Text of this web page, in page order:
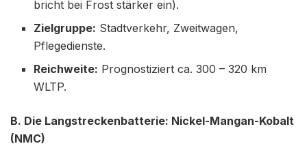
bricht bei Frost stärker ein).
Zielgruppe: Stadtverkehr, Zweitwagen,
Pflegedienste.
Reichweite: Prognostiziert ca. 300 – 320 km
WLTP.
B. Die Langstreckenbatterie: Nickel-Mangan-Kobalt
(NMC)